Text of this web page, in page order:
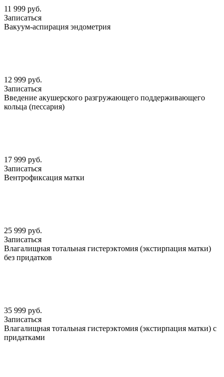
11 999 руб.
Записаться
Вакуум-аспирация эндометрия
12 999 руб.
Записаться
Введение акушерского разгружающего поддерживающего
кольца (пессария)
17 999 руб.
Записаться
Вентрофиксация матки
25 999 руб.
Записаться
Влагалищная тотальная гистерэктомия (экстирпация матки)
без придатков
35 999 руб.
Записаться
Влагалищная тотальная гистерэктомия (экстирпация матки) с
придатками